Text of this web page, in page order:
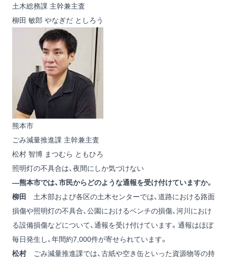
土木総務課 主幹兼主査
柳田 敏郎 やなぎだ としろう
熊本市
ごみ減量推進課 主幹兼主査
松村 智博 まつむら ともひろ
照明灯の不具合は、夜間にしか気づけない
―熊本市では、市民からどのような通報を受け付けていますか。
柳田
土木部および各区の土木センターでは、道路における路面
損傷や照明灯の不具合、公園におけるベンチの損傷、河川におけ
る設備損傷などについて、通報を受け付けています。通報はほぼ
毎日発生し、年間約7,000件が寄せられています。
松村ごみ減量推進課では、古紙や空き缶といった資源物等の持